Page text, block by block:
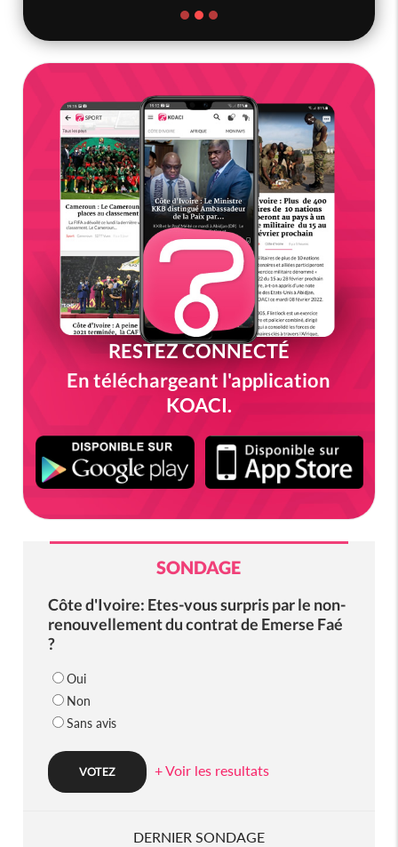
RESTEZ CONNECTÉ
En téléchargeant l'application
KOACI.
SONDAGE
Côte d'Ivoire: Etes-vous surpris par le non-
renouvellement du contrat de Emerse Faé
?
Oui
Non
Sans avis
+ Voir les resultats
DERNIER SONDAGE